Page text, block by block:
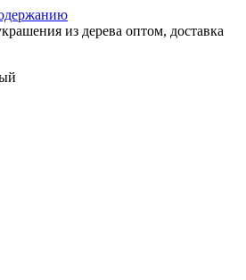
из дерева оптом, доставка